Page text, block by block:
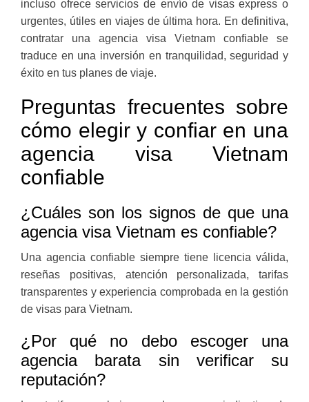
incluso ofrece servicios de envío de visas express o
urgentes, útiles en viajes de última hora. En definitiva,
contratar una agencia visa Vietnam confiable se
traduce en una inversión en tranquilidad, seguridad y
éxito en tus planes de viaje.
Preguntas frecuentes sobre
cómo elegir y confiar en una
agencia visa Vietnam
confiable
¿Cuáles son los signos de que una
agencia visa Vietnam es confiable?
Una agencia confiable siempre tiene licencia válida,
reseñas positivas, atención personalizada, tarifas
transparentes y experiencia comprobada en la gestión
de visas para Vietnam.
¿Por qué no debo escoger una
agencia barata sin verificar su
reputación?